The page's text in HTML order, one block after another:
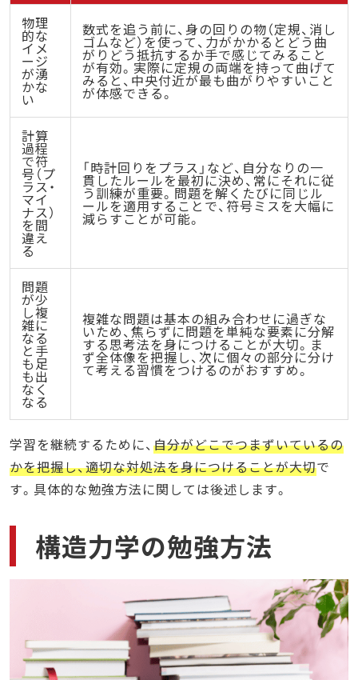
物理
的な
イメ
ージ
が湧
かな
い
数式を追う前に、身の回りの物（定規、消し
ゴムなど）を使って、力がかかるとどう曲
がりどう抵抗するか手で感じてみること
が有効。実際に定規の両端を持って曲げて
みると、中央付近が最も曲がりやすいこと
が体感できる。
計算
過程
で符
号（プ
ラス・
マイ
ナス）
を間
違え
る
「時計回りをプラス」など、自分なりの一
貫したルールを最初に決め、常にそれに従
う訓練が重要。問題を解くたびに同じル
ールを適用することで、符号ミスを大幅に
減らすことが可能。
問題
が少
し複
雑に
なる
と手
も足
も出
なく
なる
複雑な問題は基本の組み合わせに過ぎな
いため、焦らずに問題を単純な要素に分解
する思考法を身につけることが大切。ま
ず全体像を把握し、次に個々の部分に分け
て考える習慣をつけるのがおすすめ。
学習を継続するために、自分がどこでつまずいているの
かを把握し、適切な対処法を身につけることが大切で
す。具体的な勉強方法に関しては後述します。
構造力学の勉強方法